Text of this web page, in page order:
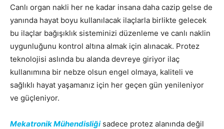
Canlı organ nakli her ne kadar insana daha cazip gelse de
yanında hayat boyu kullanılacak ilaçlarla birlikte gelecek
bu ilaçlar bağışıklık sisteminizi düzenleme ve canlı naklin
uygunluğunu kontrol altına almak için alınacak. Protez
teknolojisi aslında bu alanda devreye giriyor ilaç
kullanımına bir nebze olsun engel olmaya, kaliteli ve
sağlıklı hayat yaşamanız için her geçen gün yenileniyor
ve güçleniyor.
Mekatronik Mühendisliğisadece protez alanında değil